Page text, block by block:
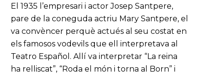
El 1935 l’empresari i actor Josep Santpere,
pare de la coneguda actriu Mary Santpere, el
va convèncer perquè actués al seu costat en
els famosos vodevils que ell interpretava al
Teatro Español. Allí va interpretar “La reina
ha relliscat”, “Roda el món i torna al Born” i